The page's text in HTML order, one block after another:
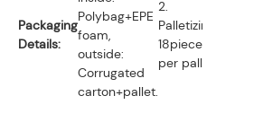
Packaging
Details:
Polybag+EPE
foam,
outside:
Corrugated
carton+pallet.
2.
Palletizing:
18pieces
per pallet.